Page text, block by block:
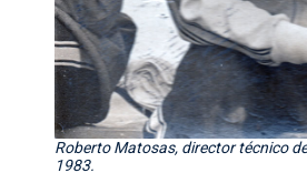
Roberto Matosas, director técnico
1983.